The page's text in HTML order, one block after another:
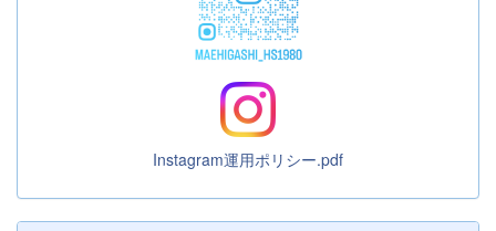
Instagram運用ポリシー.pdf